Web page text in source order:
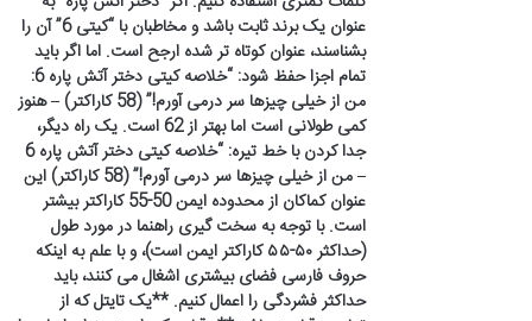
عنوان یک برند ثابت باشد و مخاطبان با “کیتی 6” آن را
بشناسند، عنوان کوتاه تر شده ارجح است. اما اگر باید
تمام اجزا حفظ شود: “خلاصه کیتی دختر آتش پاره 6:
من از خیلی چیزها سر درمی آورم!” (58 کاراکتر) – هنوز
کمی طولانی است اما بهتر از 62 است. یک راه دیگر،
جدا کردن با خط تیره: “خلاصه کیتی دختر آتش پاره 6
– من از خیلی چیزها سر درمی آورم!” (58 کاراکتر) این
عنوان کماکان از محدوده ایمن 50-55 کاراکتر بیشتر
است. با توجه به سخت گیری راهنما در مورد طول
(حداکثر ۵۰-۵۵ کاراکتر ایمن است)، و با علم به اینکه
حروف فارسی فضای بیشتری اشغال می کنند، باید
حداکثر فشردگی را اعمال کنیم. **یک تایتل که از